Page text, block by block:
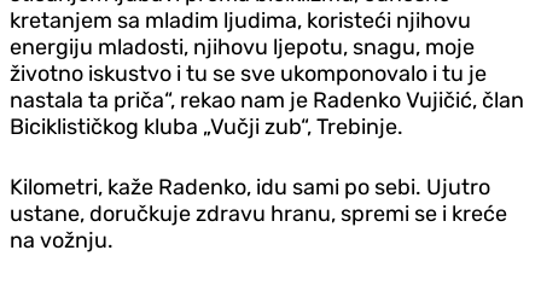
kretanjem sa mladim ljudima, koristeći njihovu
energiju mladosti, njihovu ljepotu, snagu, moje
životno iskustvo i tu se sve ukomponovalo i tu je
nastala ta priča“, rekao nam je Radenko Vujičić, član
Biciklističkog kluba „Vučji zub“, Trebinje.
Kilometri, kaže Radenko, idu sami po sebi. Ujutro
ustane, doručkuje zdravu hranu, spremi se i kreće
na vožnju.